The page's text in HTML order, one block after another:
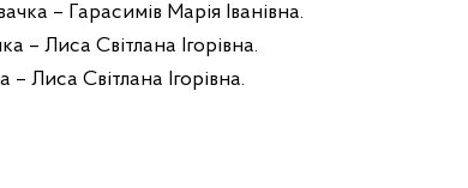
– Гарасимів Марія Іванівна.
– Лиса Світлана Ігорівна.
– Лиса Світлана Ігорівна.